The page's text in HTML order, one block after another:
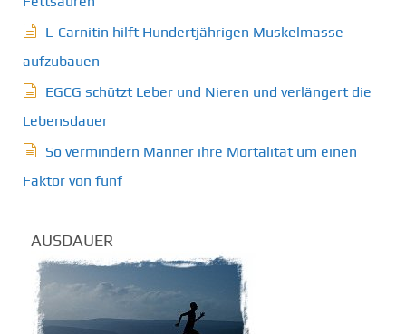
L-Carnitin hilft Hundertjährigen Muskelmasse
aufzubauen
EGCG schützt Leber und Nieren und verlängert die
Lebensdauer
So vermindern Männer ihre Mortalität um einen
Faktor von fünf
AUSDAUER